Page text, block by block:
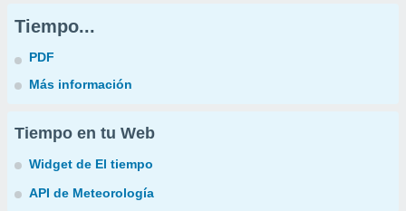
Tiempo...
PDF
Más información
Tiempo en tu Web
Widget de El tiempo
API de Meteorología